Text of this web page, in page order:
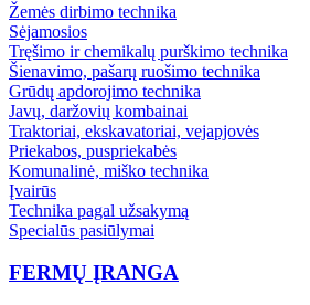
Žemės dirbimo technika
Sėjamosios
Tręšimo ir chemikalų purškimo technika
Šienavimo, pašarų ruošimo technika
Grūdų apdorojimo technika
Javų, daržovių kombainai
Traktoriai, ekskavatoriai, vejapjovės
Priekabos, puspriekabės
Komunalinė, miško technika
Įvairūs
Technika pagal užsakymą
Specialūs pasiūlymai
FERMŲ ĮRANGA